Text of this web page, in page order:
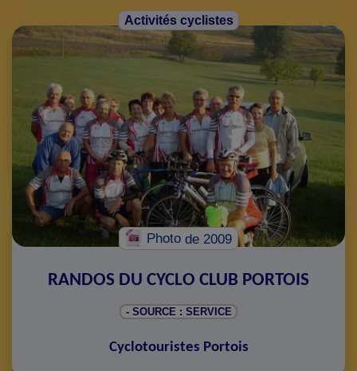
Activités cyclistes
Photo de 2009
RANDOS DU CYCLO CLUB PORTOIS
- SOURCE : SERVICE
Cyclotouristes Portois